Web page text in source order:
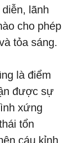
lãnh
cho phép
tỏa sáng.
là điểm
được sự
xứng
tổn
cáu kỉnh,